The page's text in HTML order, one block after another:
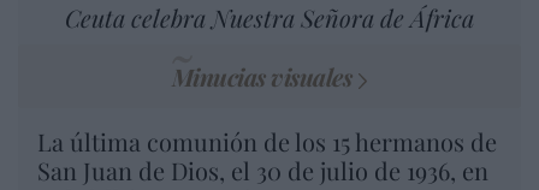
Ceuta celebra Nuestra Señora de África
Minucias visuales
La última comunión de los 15 hermanos de
San Juan de Dios, el 30 de julio de 1936, en